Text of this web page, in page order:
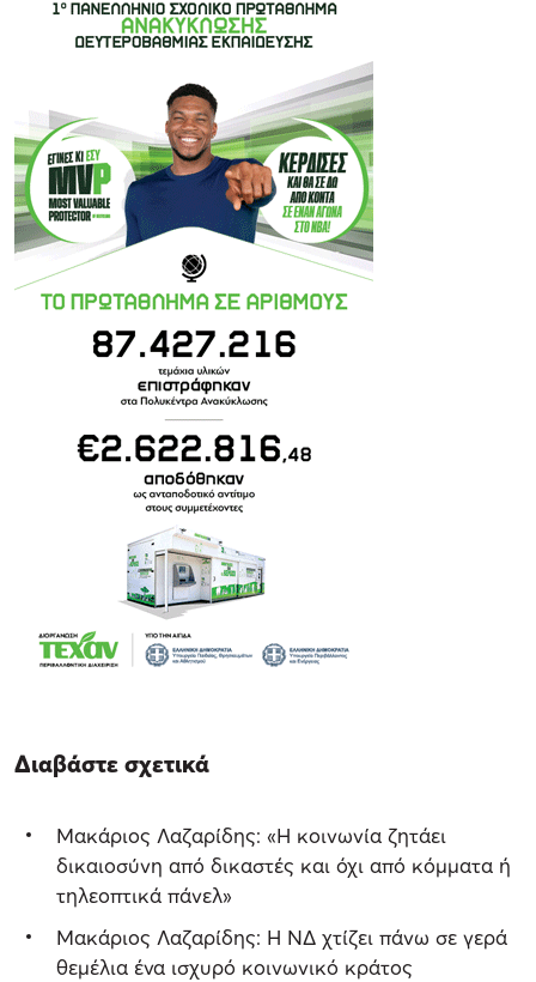
Διαβάστε σχετικά
Μακάριος Λαζαρίδης: «Η κοινωνία ζητάει
δικαιοσύνη από δικαστές και όχι από κόμματα ή
τηλεοπτικά πάνελ»
Μακάριος Λαζαρίδης: Η ΝΔ χτίζει πάνω σε γερά
θεμέλια ένα ισχυρό κοινωνικό κράτος